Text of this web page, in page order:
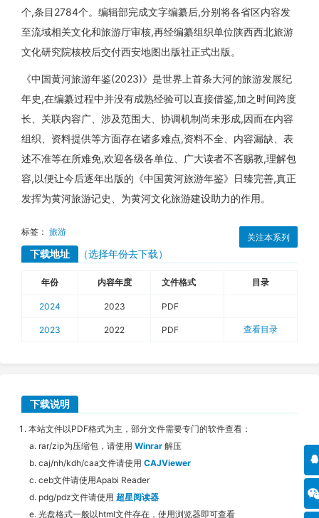
个,条目2784个。编辑部完成文字编纂后,分别将各省区内容发
至流域相关文化和旅游厅审核,再经编纂组织单位陕西西北旅游
文化研究院核校后交付西安地图出版社正式出版。
《中国黄河旅游年鉴(2023)》是世界上首条大河的旅游发展纪
年史,在编纂过程中并没有成熟经验可以直接借鉴,加之时间跨度
长、关联内容广、涉及范围大、协调机制尚未形成,因而在内容
组织、资料提供等方面存在诸多难点,资料不全、内容漏缺、表
述不准等在所难免,欢迎各级各单位、广大读者不吝赐教,理解包
容,以便让今后逐年出版的《中国黄河旅游年鉴》日臻完善,真正
发挥为黄河旅游记史、为黄河文化旅游建设助力的作用。
关注本系列
标签： 旅游
下载地址 （选择年份去下载）
年份 内容年度 文件格式 目录
2024 2023 PDF
2023 2022 PDF 查看目录
下载说明
本站文件以PDF格式为主，部分文件需要专门的软件查看：
rar/zip为压缩包，请使用 Winrar 解压
caj/nh/kdh/caa文件请使用 CAJViewer
ceb文件请使用Apabi Reader
pdg/pdz文件请使用 超星阅读器
光盘格式一般以html文件存在，使用浏览器即可查看